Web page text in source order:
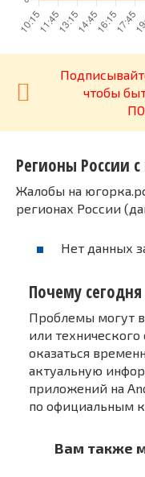
чтобы
Регионы России
Жалобы на
регионах России
Нет данных
Почему
Проблемы могут
или
оказаться
актуальную
приложений на
по официальным
Вам также